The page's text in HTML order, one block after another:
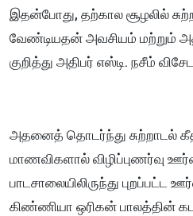
இதன்போது, தற்கால சூழலில்
வேண்டியதன் அவசியம் மற்றும்
குறித்து அதிபர் எஸ்டி. நசீம்
அதனைத் தொடர்ந்து சுற்றாடல்
மாணவிகளால் விழிப்புணர்வு
பாடசாலையிலிருந்து புறப்பட்ட
கிண்ணியா ஒரிகன் பாலத்தின்